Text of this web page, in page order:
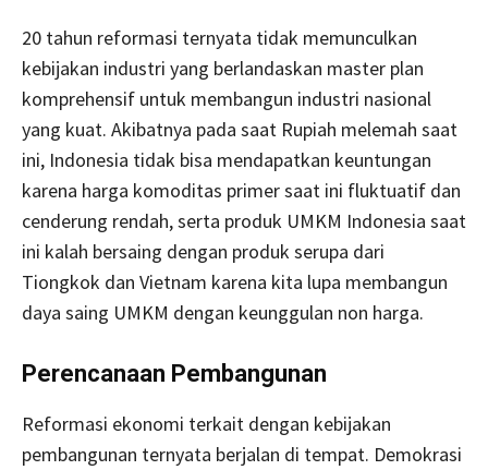
20 tahun reformasi ternyata tidak memunculkan
kebijakan industri yang berlandaskan master plan
komprehensif untuk membangun industri nasional
yang kuat. Akibatnya pada saat Rupiah melemah saat
ini, Indonesia tidak bisa mendapatkan keuntungan
karena harga komoditas primer saat ini fluktuatif dan
cenderung rendah, serta produk UMKM Indonesia saat
ini kalah bersaing dengan produk serupa dari
Tiongkok dan Vietnam karena kita lupa membangun
daya saing UMKM dengan keunggulan non harga.
Perencanaan Pembangunan
Reformasi ekonomi terkait dengan kebijakan
pembangunan ternyata berjalan di tempat. Demokrasi